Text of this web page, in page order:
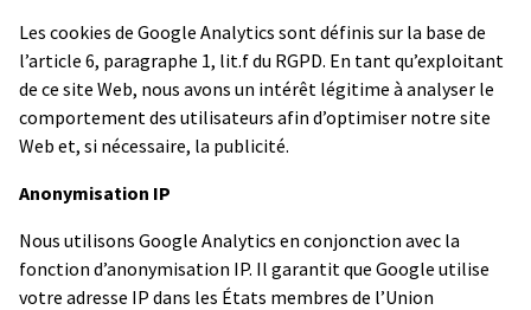
Les cookies de Google Analytics sont définis sur la base de
l’article 6, paragraphe 1, lit.f du RGPD. En tant qu’exploitant
de ce site Web, nous avons un intérêt légitime à analyser le
comportement des utilisateurs afin d’optimiser notre site
Web et, si nécessaire, la publicité.
Anonymisation IP
Nous utilisons Google Analytics en conjonction avec la
fonction d’anonymisation IP. Il garantit que Google utilise
votre adresse IP dans les États membres de l’Union